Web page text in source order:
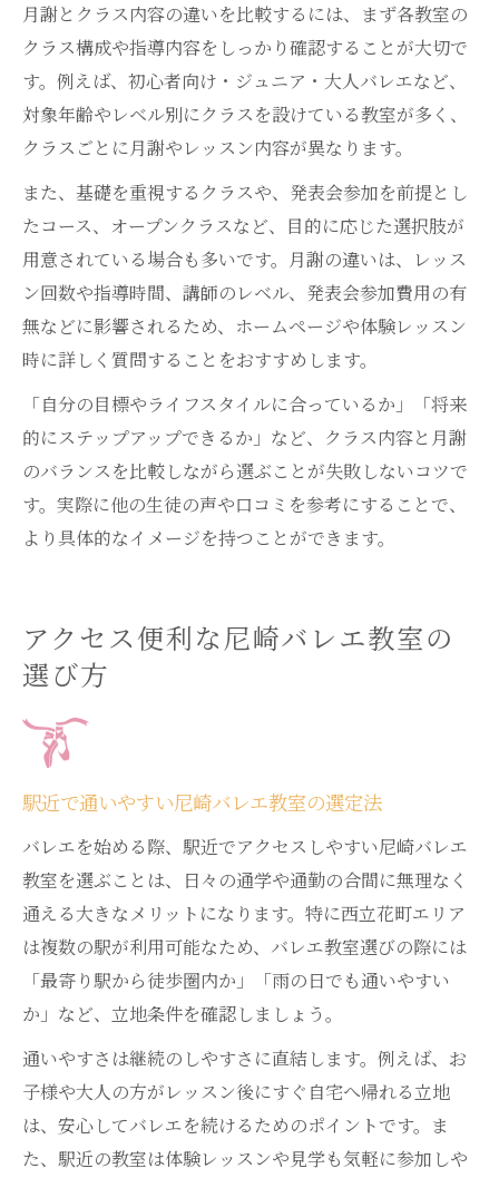
月謝とクラス内容の違いを比較するには、まず各教室の
クラス構成や指導内容をしっかり確認することが大切で
す。例えば、初心者向け・ジュニア・大人バレエなど、
対象年齢やレベル別にクラスを設けている教室が多く、
クラスごとに月謝やレッスン内容が異なります。
また、基礎を重視するクラスや、発表会参加を前提とし
たコース、オープンクラスなど、目的に応じた選択肢が
用意されている場合も多いです。月謝の違いは、レッス
ン回数や指導時間、講師のレベル、発表会参加費用の有
無などに影響されるため、ホームページや体験レッスン
時に詳しく質問することをおすすめします。
「自分の目標やライフスタイルに合っているか」「将来
的にステップアップできるか」など、クラス内容と月謝
のバランスを比較しながら選ぶことが失敗しないコツで
す。実際に他の生徒の声や口コミを参考にすることで、
より具体的なイメージを持つことができます。
アクセス便利な尼崎バレエ教室の
選び方
駅近で通いやすい尼崎バレエ教室の選定法
バレエを始める際、駅近でアクセスしやすい尼崎バレエ
教室を選ぶことは、日々の通学や通勤の合間に無理なく
通える大きなメリットになります。特に西立花町エリア
は複数の駅が利用可能なため、バレエ教室選びの際には
「最寄り駅から徒歩圏内か」「雨の日でも通いやすい
か」など、立地条件を確認しましょう。
通いやすさは継続のしやすさに直結します。例えば、お
子様や大人の方がレッスン後にすぐ自宅へ帰れる立地
は、安心してバレエを続けるためのポイントです。ま
た、駅近の教室は体験レッスンや見学も気軽に参加しや